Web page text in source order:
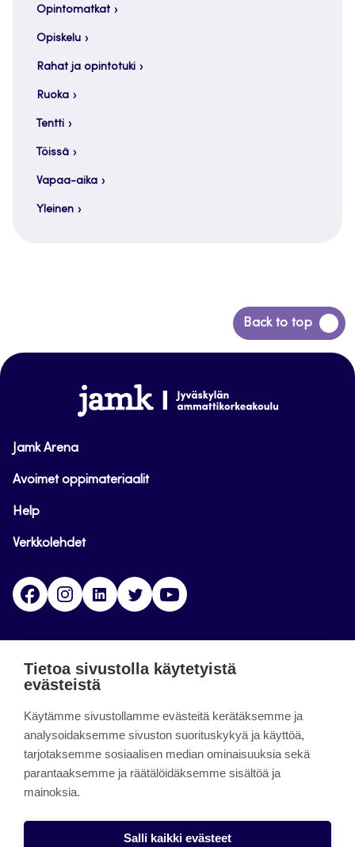
Opintomatkat
Opiskelu
Rahat ja opintotuki
Ruoka
Tentti
Töissä
Vapaa-aika
Yleinen
Back to top
Siirry
takaisin
www.jamk.fi
Jamk Arena
Avoimet oppimateriaalit
Help
Verkkolehdet
FacebookInstagramLinkedinTwitter
päättynyt 11.9.2023.
About the site
Käyttöehdot
Tietoa sivustolla käytetyistä
evästeistä
Käytämme sivustollamme evästeitä kerätäksemme ja
analysoidaksemme sivuston suorituskykyä ja käyttöä,
tarjotaksemme sosiaalisen median ominaisuuksia sekä
parantaaksemme ja räätälöidäksemme sisältöä ja
mainoksia.
Salli kaikki evästeet